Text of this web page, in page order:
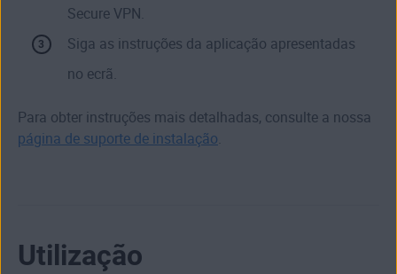
Secure VPN.
Siga as instruções da aplicação apresentadas
no ecrã.
Para obter instruções mais detalhadas, consulte a nossa
página de suporte de instalação.
Utilização